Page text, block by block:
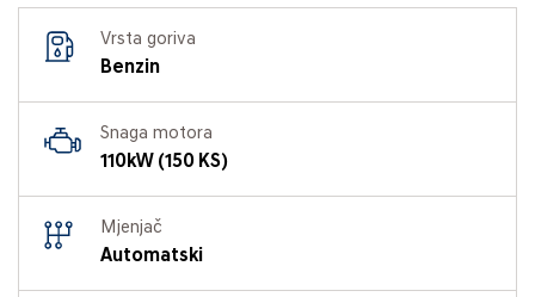
Vrsta goriva
Benzin
Snaga motora
110kW (150 KS)
Mjenjač
Automatski